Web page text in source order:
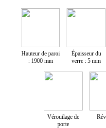
Hauteur de paroi
: 1900 mm
Épaisseur du
verre : 5 mm
Vérouilage de
porte